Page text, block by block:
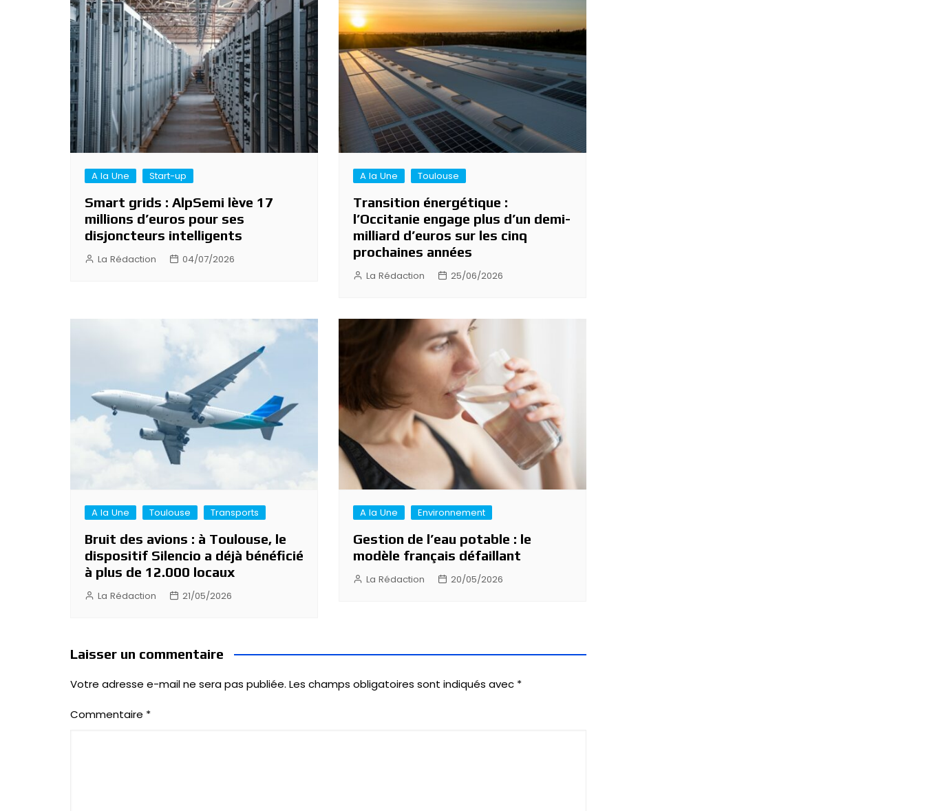
A la Une Start-up
Smart grids : AlpSemi lève 17
millions d’euros pour ses
disjoncteurs intelligents
La Rédaction 04/07/2026
A la Une Toulouse
Transition énergétique :
l’Occitanie engage plus d’un demi-
milliard d’euros sur les cinq
prochaines années
La Rédaction 25/06/2026
A la Une Toulouse Transports
Bruit des avions : à Toulouse, le
dispositif Silencio a déjà bénéficié
à plus de 12.000 locaux
La Rédaction 21/05/2026
A la Une Environnement
Gestion de l’eau potable : le
modèle français défaillant
La Rédaction 20/05/2026
Laisser un commentaire
Votre adresse e-mail ne sera pas publiée. Les champs obligatoires sont indiqués avec *
Commentaire *